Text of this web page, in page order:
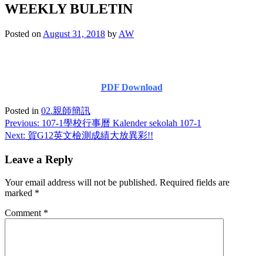
WEEKLY BULETIN
Posted on August 31, 2018 by AW
PDF Download
Posted in 02.親師簡訊
Previous: 107-1學校行事曆 Kalender sekolah 107-1
Next: 賀G12英文檢測成績大放異彩!!
Leave a Reply
Your email address will not be published. Required fields are
marked *
Comment *